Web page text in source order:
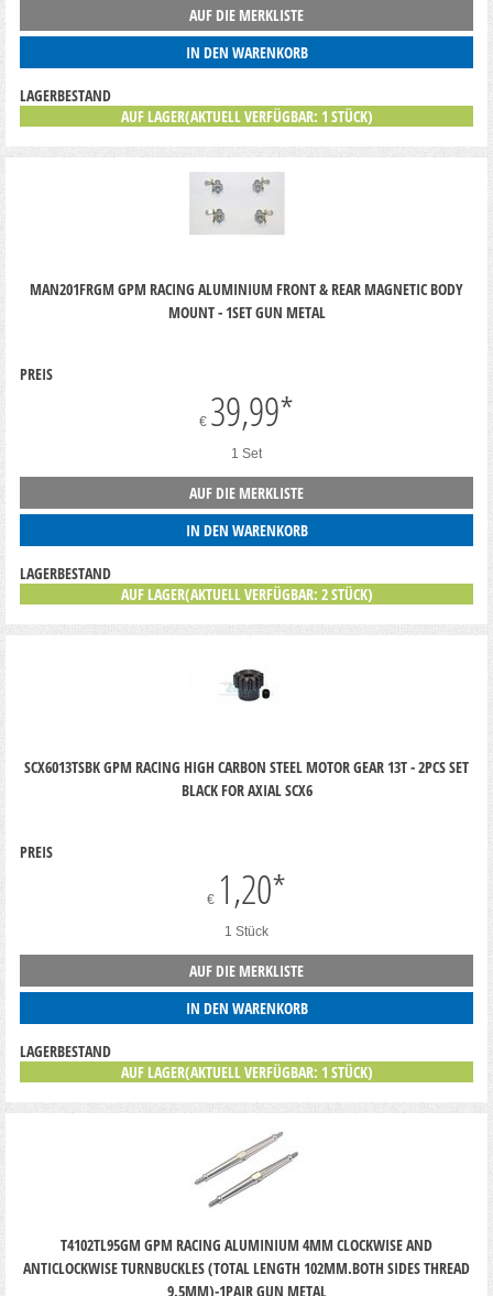
AUF DIE MERKLISTE
IN DEN WARENKORB
LAGERBESTAND
AUF LAGER(AKTUELL VERFÜGBAR: 1 STÜCK)
MAN201FRGM GPM RACING ALUMINIUM FRONT & REAR MAGNETIC BODY
MOUNT - 1SET GUN METAL
PREIS
€ 39,99*
1 Set
AUF DIE MERKLISTE
IN DEN WARENKORB
LAGERBESTAND
AUF LAGER(AKTUELL VERFÜGBAR: 2 STÜCK)
SCX6013TSBK GPM RACING HIGH CARBON STEEL MOTOR GEAR 13T - 2PCS SET
BLACK FOR AXIAL SCX6
PREIS
€ 1,20*
1 Stück
AUF DIE MERKLISTE
IN DEN WARENKORB
LAGERBESTAND
AUF LAGER(AKTUELL VERFÜGBAR: 1 STÜCK)
T4102TL95GM GPM RACING ALUMINIUM 4MM CLOCKWISE AND
ANTICLOCKWISE TURNBUCKLES (TOTAL LENGTH 102MM.BOTH SIDES THREAD
9.5MM)-1PAIR GUN METAL